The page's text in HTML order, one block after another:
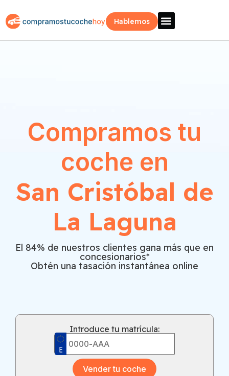
Hablemos
Compramos tu
coche en
San Cristóbal de
La Laguna
El 84% de nuestros clientes gana más que en
concesionarios*
Obtén una tasación instantánea online
Introduce tu matrícula:
Vender tu coche